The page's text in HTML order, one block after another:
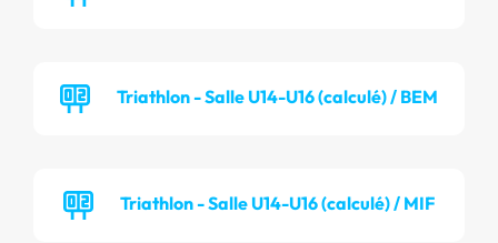
Triathlon - Salle U14-U16 (calculé) / BEM
Triathlon - Salle U14-U16 (calculé) / MIF